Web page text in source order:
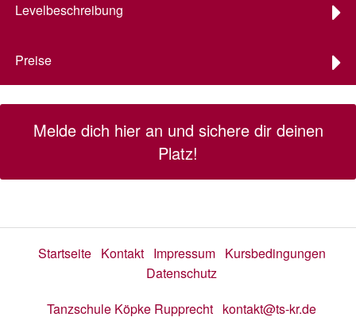
Levelbeschreibung
Preise
Melde dich hier an und sichere dir deinen
Platz!
Startseite Kontakt Impressum Kursbedingungen
Datenschutz
Tanzschule Köpke Rupprecht kontakt@ts-kr.de